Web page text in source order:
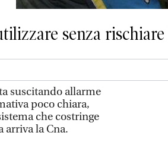
senza
suscitando allarme
poco chiara,
che costringe
arriva la Cna.